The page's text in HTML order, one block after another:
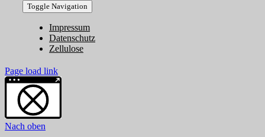
Toggle Navigation
Impressum
Datenschutz
Zellulose
Page load link
Weitere Informationen über den gesperrten Inhalt.
Nach oben